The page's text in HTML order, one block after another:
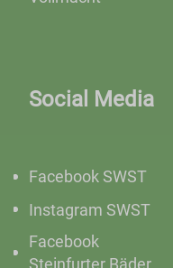
Social Media
Facebook SWST
Instagram SWST
Facebook
Steinfurter Bäder